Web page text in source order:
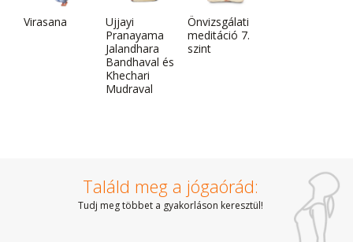
Virasana
Ujjayi
Pranayama
Jalandhara
Bandhaval és
Khechari
Mudraval
Önvizsgálati
meditáció 7.
szint
Találd meg a jógaórád:
Tudj meg többet a gyakorláson keresztül!